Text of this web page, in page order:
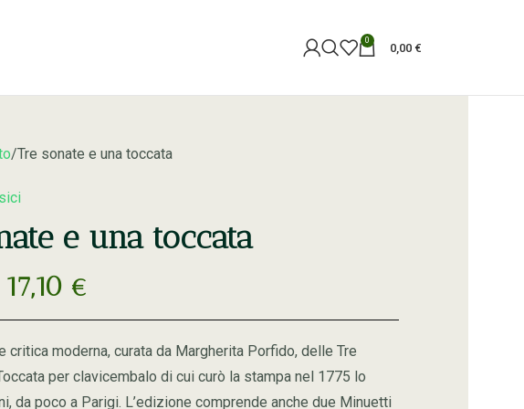
0
0,00 €
Tre sonate e una toccata
e una toccata
17,10 €
critica moderna, curata da Margherita Porfido, delle Tre
per clavicembalo di cui curò la stampa nel 1775 lo
da poco a Parigi. L’edizione comprende anche due Minuetti